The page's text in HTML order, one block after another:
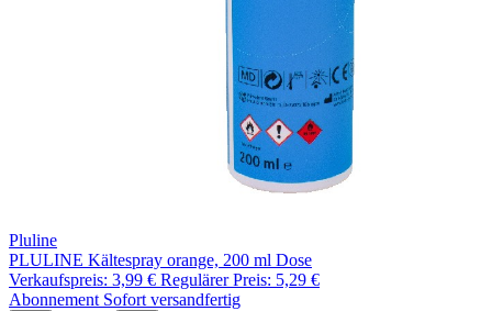
Pluline
PLULINE Kältespray orange, 200 ml Dose
Verkaufspreis: 3,99 € Regulärer Preis: 5,29 €
Abonnement Sofort versandfertig